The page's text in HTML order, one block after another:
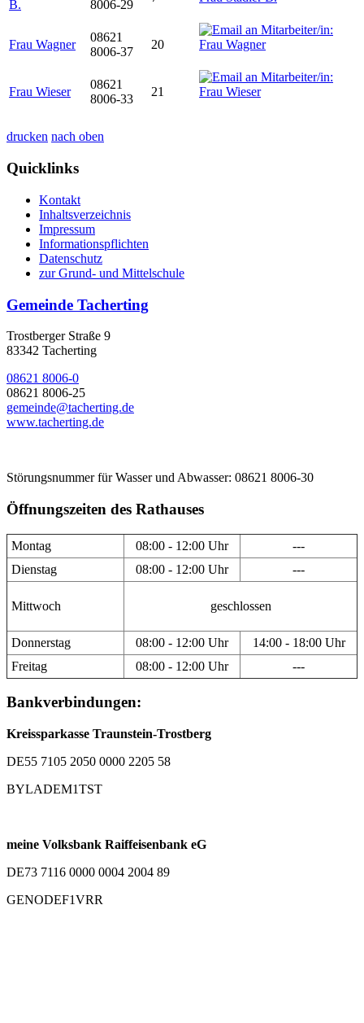
B.
8006-29
Frau Wagner
08621
8006-37
20
Frau Wieser
08621
8006-33
21
drucken nach oben
Quicklinks
Kontakt
Inhaltsverzeichnis
Impressum
Informationspflichten
Datenschutz
zur Grund- und Mittelschule
Gemeinde Tacherting
Trostberger Straße 9
83342 Tacherting
08621 8006-0
08621 8006-25
gemeinde@tacherting.de
www.tacherting.de
Störungsnummer für Wasser und Abwasser: 08621 8006-30
Öffnungszeiten des Rathauses
Montag 08:00 - 12:00 Uhr
---
Dienstag
08:00 - 12:00 Uhr ---
Mittwoch geschlossen
Donnerstag 08:00 - 12:00 Uhr
14:00 - 18:00 Uhr
Freitag
08:00 - 12:00 Uhr ---
Bankverbindungen:
Kreissparkasse Traunstein-Trostberg
DE55 7105 2050 0000 2205 58
BYLADEM1TST
meine Volksbank Raiffeisenbank eG
DE73 7116 0000 0004 2004 89
GENODEF1VRR